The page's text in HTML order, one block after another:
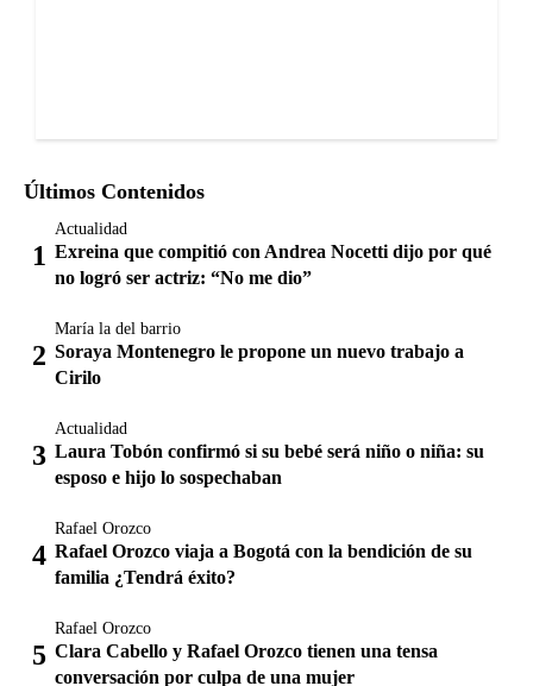
Últimos Contenidos
Actualidad
Exreina que compitió con Andrea Nocetti dijo por qué
no logró ser actriz: “No me dio”
María la del barrio
Soraya Montenegro le propone un nuevo trabajo a
Cirilo
Actualidad
Laura Tobón confirmó si su bebé será niño o niña: su
esposo e hijo lo sospechaban
Rafael Orozco
Rafael Orozco viaja a Bogotá con la bendición de su
familia ¿Tendrá éxito?
Rafael Orozco
Clara Cabello y Rafael Orozco tienen una tensa
conversación por culpa de una mujer